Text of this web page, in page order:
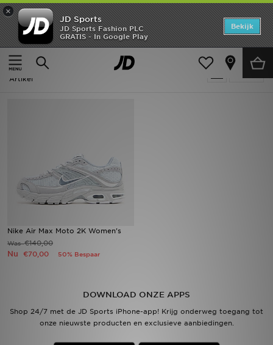
×
JD Sports
JD Sports Fashion PLC
GRATIS - In Google Play
Bekijk
Thuis
Dames
Dames - Grijs Nike Air Max Moto 2K
Artikel
Nike Air Max Moto 2K Women's
Was€140,00
Nu €70,00 50% Bespaar
DOWNLOAD ONZE APPS
Shop 24/7 met de JD Sports iPhone-app! Krijg onderweg toegang tot
onze nieuwste producten en exclusieve aanbiedingen.
Home
Offers
New In
Collecties
Sports